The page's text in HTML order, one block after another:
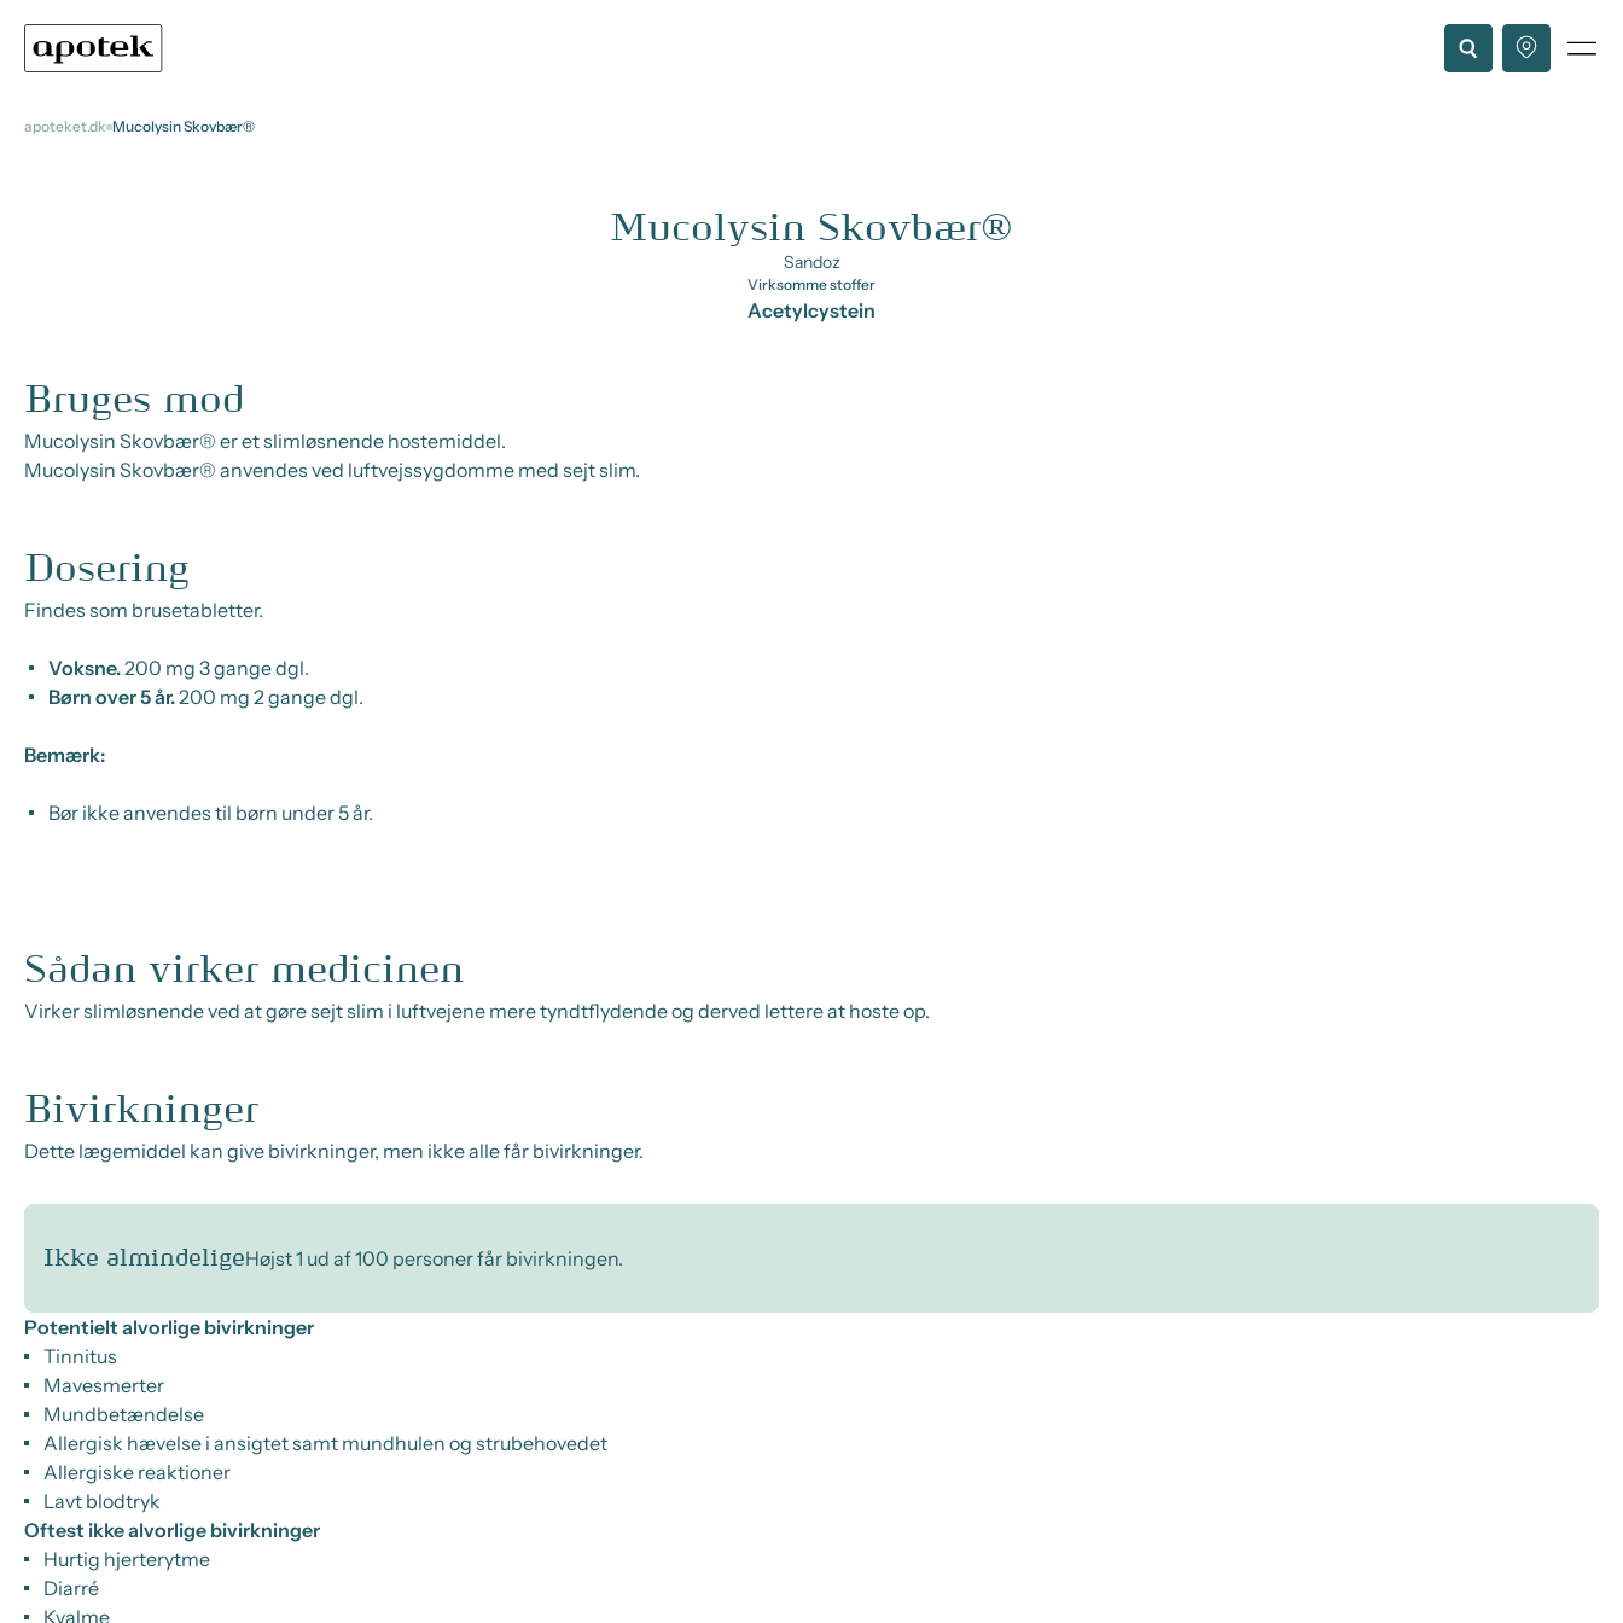
apoteket.dk Mucolysin Skovbær®
Mucolysin Skovbær®
Sandoz
Virksomme stoffer
Acetylcystein
Bruges mod
Mucolysin Skovbær® er et slimløsnende hostemiddel.
Mucolysin Skovbær® anvendes ved luftvejssygdomme med sejt slim.
Dosering
Findes som brusetabletter.
Voksne.200 mg 3 gange dgl.
Børn over 5 år.200 mg 2 gange dgl.
Bemærk:
Bør ikke anvendes til børn under 5 år.
Sådan virker medicinen
Virker slimløsnende ved at gøre sejt slim i luftvejene mere tyndtflydende og derved lettere at hoste op.
Bivirkninger
Dette lægemiddel kan give bivirkninger, men ikke alle får bivirkninger.
Ikke almindeligeHøjst 1 ud af 100 personer får bivirkningen.
Potentielt alvorlige bivirkninger
Tinnitus
Mavesmerter
Mundbetændelse
Allergisk hævelse i ansigtet samt mundhulen og strubehovedet
Allergiske reaktioner
Lavt blodtryk
Oftest ikke alvorlige bivirkninger
Hurtig hjerterytme
Diarré
Kvalme